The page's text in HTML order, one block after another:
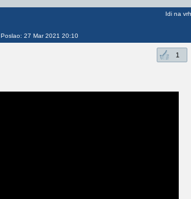
Poslao: 27 Mar 2021 20:10
Idi na vrh
1